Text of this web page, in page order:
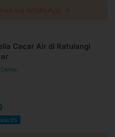
via WhatsApp →
Cacar Air di Ratulangi
5%